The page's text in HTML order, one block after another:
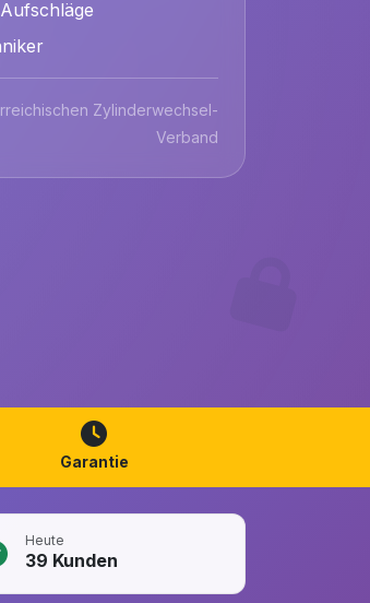
Zylinderwechsel-
Verband
Garantie
Heute
39 Kunden